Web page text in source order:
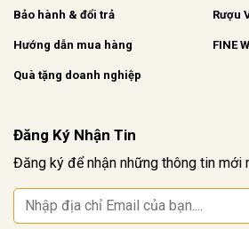
Bảo hành & đổi trả
Hướng dẫn mua hàng
Quà tặng doanh nghiệp
Rượu
FINE
Đăng Ký Nhận Tin
Đăng ký để nhận những thông tin mới